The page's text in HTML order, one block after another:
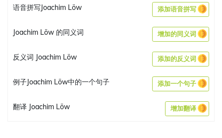
语音拼写Joachim Löw 添加语音拼写
Joachim Löw 的同义词 增加的同义词
反义词 Joachim Löw 添加的反义词
例子Joachim Löw中的一个句子 添加一个句子
翻译 Joachim Löw 增加翻译